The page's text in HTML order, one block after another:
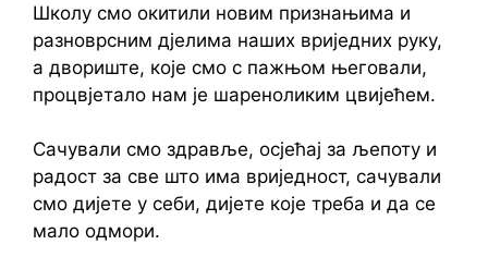
Школу смо окитили новим признањима и
разноврсним дјелима наших вриједних руку,
а двориште, које смо с пажњом његовали,
процвјетало нам је шареноликим цвијећем.
Сачували смо здравље, осјећај за љепоту и
радост за све што има вриједност, сачували
смо дијете у себи, дијете које треба и да се
мало одмори.